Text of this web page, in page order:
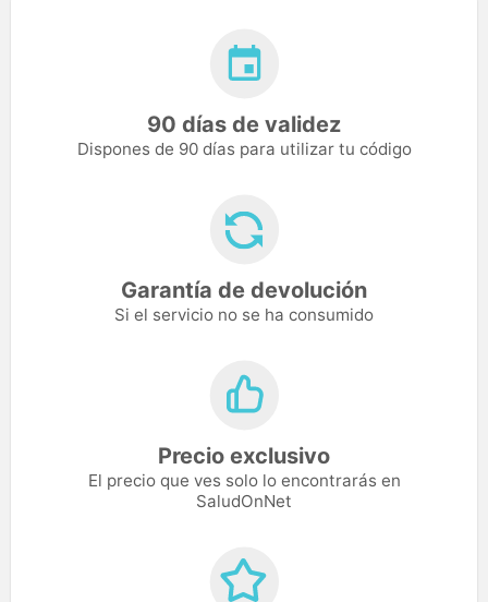
90 días de validez
Dispones de 90 días para utilizar tu código
Garantía de devolución
Si el servicio no se ha consumido
Precio exclusivo
El precio que ves solo lo encontrarás en
SaludOnNet